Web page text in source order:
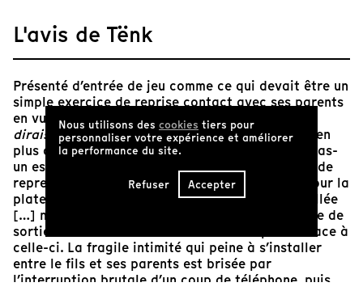
L'avis de Tënk
Présenté d’entrée de jeu comme ce qui devait être un
simple exercice de reprise contact avec ses parents
en vue d’une annonce importante, Comment vs
dirais-je ?de Louis Dionne s’avère finalement bien
plus que ça. Ce film-qui-n’en-est-supposément-pas-
un est un coup de poing. Je ne peux m’empêcher de
reprendre les mots que j’avais écrits en 2007 pour la
plateforme Vithèque : « L’approche ultra dépouillée
[…] ne laisse aucune fuite possible, aucune porte de
sortie devant la révélation et le choc éprouvé face à
celle-ci. La fragile intimité qui peine à s’installer
entre le fils et ses parents est brisée par
l’interruption brutale d’un coup de téléphone, puis
Nous utilisons des cookies tiers pour
personnaliser votre expérience et améliorer
la performance du site.
Refuser Accepter